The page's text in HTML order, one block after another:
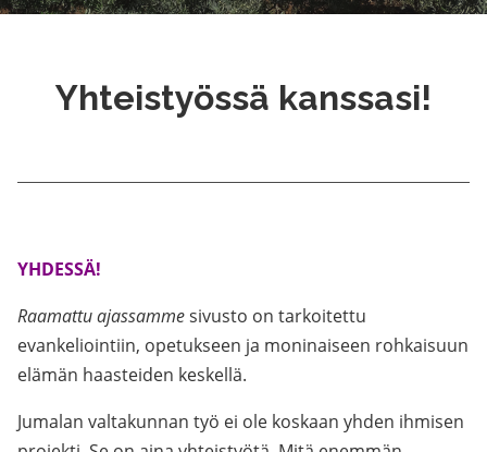
Yhteistyössä kanssasi!
YHDESSÄ!
Raamattu ajassammesivusto on tarkoitettu
evankeliointiin, opetukseen ja moninaiseen rohkaisuun
elämän haasteiden keskellä.
Jumalan valtakunnan työ ei ole koskaan yhden ihmisen